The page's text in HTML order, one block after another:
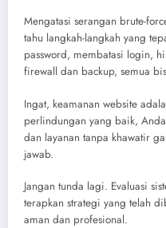
Mengatasi serangan brute-
tahu langkah-langkah yang
password, membatasi login,
firewall dan backup, semua
Ingat, keamanan website
perlindungan yang baik,
dan layanan tanpa khawatir
jawab.
Jangan tunda lagi. Evaluasi
terapkan strategi yang telah
aman dan profesional.